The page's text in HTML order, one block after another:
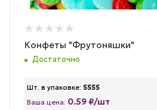
Конфеты "Фрутоняшки"
Достаточно
Шт. в упаковке: 5555
Ваша цена: 0.59 ₽/шт